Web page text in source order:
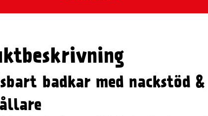
badkar med nackstöd &